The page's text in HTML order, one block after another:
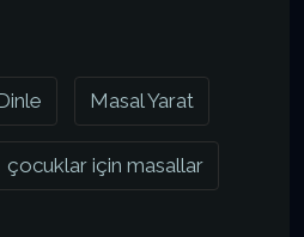
Masal Yarat
çocuklar için masallar